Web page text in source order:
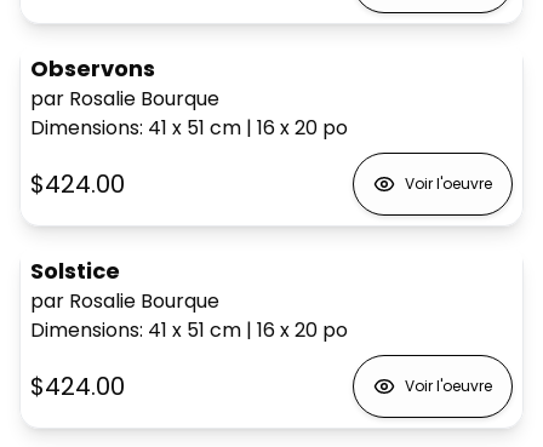
Observons
par Rosalie Bourque
Dimensions: 41 x 51 cm | 16 x 20 po
$424.00 Voir l'oeuvre
Solstice
par Rosalie Bourque
Dimensions: 41 x 51 cm | 16 x 20 po
$424.00 Voir l'oeuvre